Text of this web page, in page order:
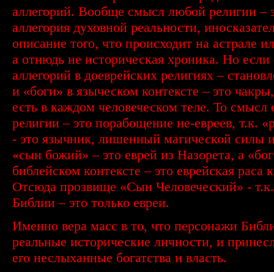
аллегорий. Вообще смысл любой религии –
аллегория духовной реальности,
описание того, что происходит на астрале
а отнюдь не историческая хроника. Но
аллегорий в доеврейских религиях –
и «боги» в языческом контексте – это
есть в каждом человеческом теле. То смысл
религии – это порабощение не-евреев, т.к.
- это язычник, лишенный магической силы
«сын божий» – это еврей из Назорета, а
библейском контексте – это еврейская раса
Отсюда прозвище «Сын Человеческий» -
Библии – это только евреи.
Именно вера масс в то, что персонажи
реальные исторические личности, и
его неслыханные богатства и власть.